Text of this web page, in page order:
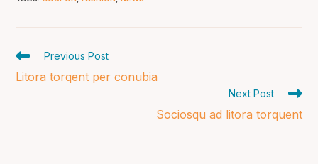
Read
articles
Previous Post
Litora torqent per conubia
Next Post
Sociosqu ad litora torquent